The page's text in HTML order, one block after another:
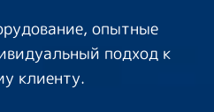
опытные
подход к
клиенту.